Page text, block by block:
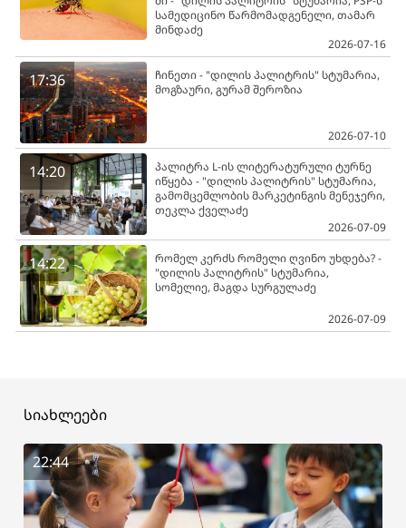
სამედიცინო წარმომადგენელი, თამარ
მინდაძე
2026-07-16
17:36
ჩინეთი - "დილის პალიტრის" სტუმარია,
მოგზაური, გურამ შეროზია
2026-07-10
14:20
პალიტრა L-ის ლიტერატურული ტურნე
იწყება - "დილის პალიტრის" სტუმარია,
გამომცემლობის მარკეტინგის მენეჯერი,
თეკლა ქველაძე
2026-07-09
14:22
რომელ კერძს რომელი ღვინო უხდება? -
"დილის პალიტრის" სტუმარია,
სომელიე, მაგდა სურგულაძე
2026-07-09
სიახლეები
22:44